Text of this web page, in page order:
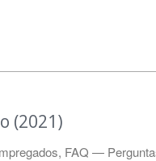
(2021)
, FAQ —